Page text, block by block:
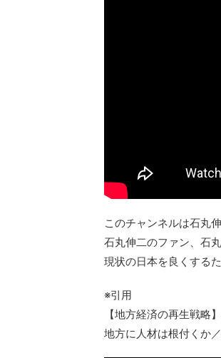
このチャンネルは石丸
石丸伸二のファン、石
現状の日本を良くする
※引用
【地方経済の再生戦略
地方に人材は根付くか